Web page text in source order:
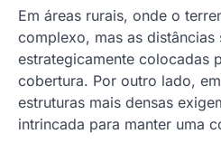
Em áreas rurais, onde o
complexo, mas as distâncias
estrategicamente colocadas
cobertura. Por outro lado,
estruturas mais densas
intrincada para manter uma